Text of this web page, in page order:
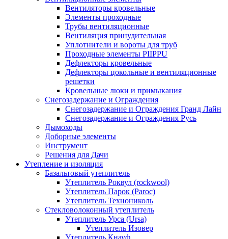
Вентиляторы кровельные
Элементы проходные
Трубы вентиляционные
Вентиляция принудительная
Уплотнители и вороты для труб
Проходные элементы PIIPPU
Дефлекторы кровельные
Дефлекторы цокольные и вентиляционные
решетки
Кровельные люки и примыкания
Снегозадержание и Ограждения
Снегозадержание и Ограждения Гранд Лайн
Снегозадержание и Ограждения Русь
Дымоходы
Доборные элементы
Инструмент
Решения для Дачи
Утепление и изоляция
Базальтовый утеплитель
Утеплитель Роквул (rockwool)
Утеплитель Парок (Paroc)
Утеплитель Технониколь
Стекловолоконный утеплитель
Утеплитель Урса (Ursa)
Утеплитель Изовер
Утеплитель Кнауф